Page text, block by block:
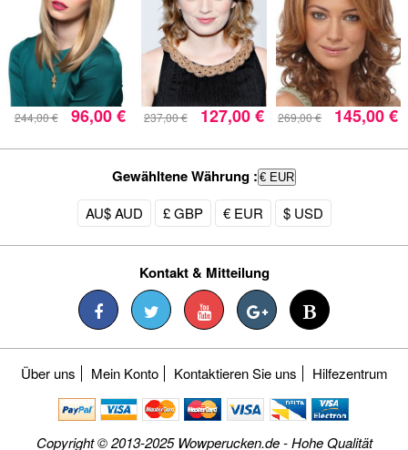
244,00 € 96,00 € 237,00 € 127,00 € 269,00 € 145,00 €
Gewähltene Währung : € EUR
AU$ AUD £ GBP € EUR $ USD
Kontakt & Mitteilung
Über uns Mein Konto Kontaktieren Sie uns Hilfezentrum
Copyright © 2013-2025 Wowperucken.de - Hohe Qualität